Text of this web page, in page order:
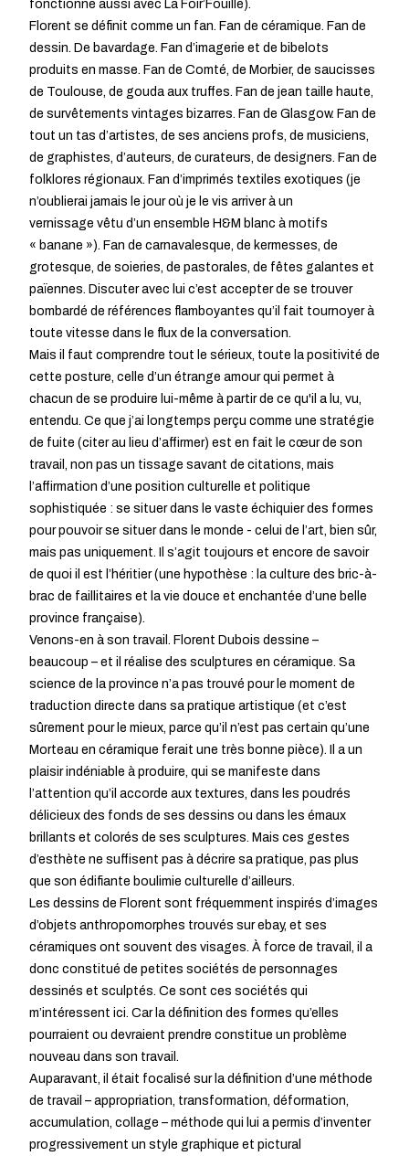
fonctionne aussi avec La Foir’Fouille).
Florent se définit comme un fan. Fan de céramique. Fan de
dessin. De bavardage. Fan d’imagerie et de bibelots
produits en masse. Fan de Comté, de Morbier, de saucisses
de Toulouse, de gouda aux truffes. Fan de jean taille haute,
de survêtements vintages bizarres. Fan de Glasgow. Fan de
tout un tas d’artistes, de ses anciens profs, de musiciens,
de graphistes, d’auteurs, de curateurs, de designers. Fan de
folklores régionaux. Fan d’imprimés textiles exotiques (je
n’oublierai jamais le jour où je le vis arriver à un
vernissage vêtu d’un ensemble H&M blanc à motifs
« banane »). Fan de carnavalesque, de kermesses, de
grotesque, de soieries, de pastorales, de fêtes galantes et
païennes. Discuter avec lui c’est accepter de se trouver
bombardé de références flamboyantes qu’il fait tournoyer à
toute vitesse dans le flux de la conversation.
Mais il faut comprendre tout le sérieux, toute la positivité de
cette posture, celle d’un étrange amour qui permet à
chacun de se produire lui-même à partir de ce qu'il a lu, vu,
entendu. Ce que j’ai longtemps perçu comme une stratégie
de fuite (citer au lieu d’affirmer) est en fait le cœur de son
travail, non pas un tissage savant de citations, mais
l’affirmation d’une position culturelle et politique
sophistiquée : se situer dans le vaste échiquier des formes
pour pouvoir se situer dans le monde - celui de l’art, bien sûr,
mais pas uniquement. Il s’agit toujours et encore de savoir
de quoi il est l’héritier (une hypothèse : la culture des bric-à-
brac de faillitaires et la vie douce et enchantée d’une belle
province française).
Venons-en à son travail. Florent Dubois dessine –
beaucoup – et il réalise des sculptures en céramique. Sa
science de la province n’a pas trouvé pour le moment de
traduction directe dans sa pratique artistique (et c’est
sûrement pour le mieux, parce qu’il n’est pas certain qu’une
Morteau en céramique ferait une très bonne pièce). Il a un
plaisir indéniable à produire, qui se manifeste dans
l’attention qu’il accorde aux textures, dans les poudrés
délicieux des fonds de ses dessins ou dans les émaux
brillants et colorés de ses sculptures. Mais ces gestes
d’esthète ne suffisent pas à décrire sa pratique, pas plus
que son édifiante boulimie culturelle d’ailleurs.
Les dessins de Florent sont fréquemment inspirés d’images
d’objets anthropomorphes trouvés sur ebay, et ses
céramiques ont souvent des visages. À force de travail, il a
donc constitué de petites sociétés de personnages
dessinés et sculptés. Ce sont ces sociétés qui
m’intéressent ici. Car la définition des formes qu’elles
pourraient ou devraient prendre constitue un problème
nouveau dans son travail.
Auparavant, il était focalisé sur la définition d’une méthode
de travail – appropriation, transformation, déformation,
accumulation, collage – méthode qui lui a permis d’inventer
progressivement un style graphique et pictural